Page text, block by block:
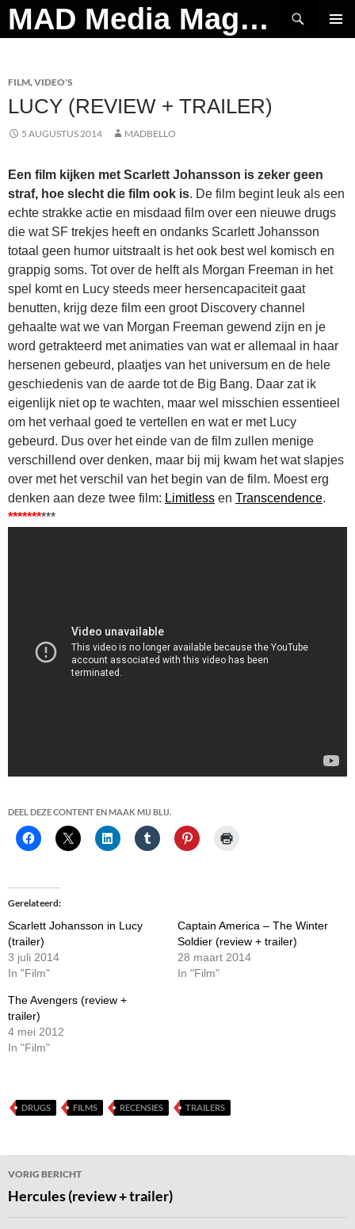
Ga
naar
MAD Media Magazine
Zoeken
FILM,VIDEO'S
LUCY (REVIEW + TRAILER)
5 AUGUSTUS 2014 MADBELLO
Een film kijken met Scarlett Johansson is zeker geen
straf, hoe slecht die film ook is. De film begint leuk als een
echte strakke actie en misdaad film over een nieuwe drugs
die wat SF trekjes heeft en ondanks Scarlett Johansson
totaal geen humor uitstraalt is het ook best wel komisch en
grappig soms. Tot over de helft als Morgan Freeman in het
spel komt en Lucy steeds meer hersencapaciteit gaat
benutten, krijg deze film een groot Discovery channel
gehaalte wat we van Morgan Freeman gewend zijn en je
word getrakteerd met animaties van wat er allemaal in haar
hersenen gebeurd, plaatjes van het universum en de hele
geschiedenis van de aarde tot de Big Bang. Daar zat ik
eigenlijk niet op te wachten, maar wel misschien essentieel
om het verhaal goed te vertellen en wat er met Lucy
gebeurd. Dus over het einde van de film zullen menige
verschillend over denken, maar bij mij kwam het wat slapjes
over met het verschil van het begin van de film. Moest erg
denken aan deze twee film: Limitless en Transcendence.
**********
DEEL DEZE CONTENT EN MAAK MIJ BLIJ.
Gerelateerd
Scarlett Johansson in Lucy
(trailer)
3 juli 2014
In "Film"
Captain America – The Winter
Soldier (review + trailer)
28 maart 2014
In "Film"
The Avengers (review +
trailer)
4 mei 2012
In "Film"
DRUGS FILMS RECENSIES TRAILERS
Bericht
navigatie
VORIG BERICHT
Hercules (review + trailer)